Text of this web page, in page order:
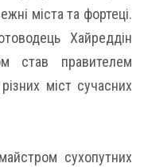
міста та фортеці.
Хайреддін
став правителем
міст сучасних
сухопутних